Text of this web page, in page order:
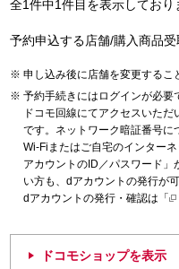
全1件中1件目を表示しており
予約申込する店舗/購入商品受
申し込み後に店舗を変更するこ
予約手続きにはログインが必要
ドコモ回線にてアクセスいた
です。ネットワーク暗証番号に
Wi-Fiまたはご自宅のインター
アカウントのID／パスワード
い方も、dアカウントの発行が可
dアカウントの発行・確認は「
ドコモショップを表示